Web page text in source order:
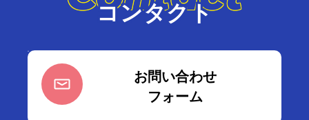
コンタクト
お問い合わせ
フォーム